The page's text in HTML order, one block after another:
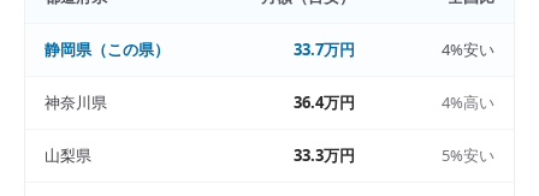
静岡県（この県） 33.7万円 4%安い
神奈川県 36.4万円 4%高い
山梨県 33.3万円 5%安い